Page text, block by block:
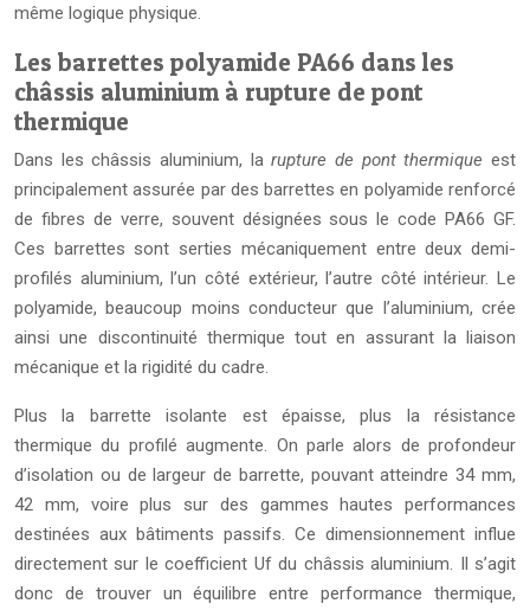
même logique physique.
Les barrettes polyamide PA66 dans les
châssis aluminium à rupture de pont
thermique
Dans les châssis aluminium, larupture de pont thermique est
principalement assurée par des barrettes en polyamide renforcé
de fibres de verre, souvent désignées sous le code PA66 GF.
Ces barrettes sont serties mécaniquement entre deux demi-
profilés aluminium, l’un côté extérieur, l’autre côté intérieur. Le
polyamide, beaucoup moins conducteur que l’aluminium, crée
ainsi une discontinuité thermique tout en assurant la liaison
mécanique et la rigidité du cadre.
Plus la barrette isolante est épaisse, plus la résistance
thermique du profilé augmente. On parle alors de profondeur
d’isolation ou de largeur de barrette, pouvant atteindre 34 mm,
42 mm, voire plus sur des gammes hautes performances
destinées aux bâtiments passifs. Ce dimensionnement influe
directement sur le coefficient Uf du châssis aluminium. Il s’agit
donc de trouver un équilibre entre performance thermique,